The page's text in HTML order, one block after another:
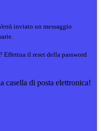
inviato un messaggio
Effettua il reset della password
casella di posta elettronica!